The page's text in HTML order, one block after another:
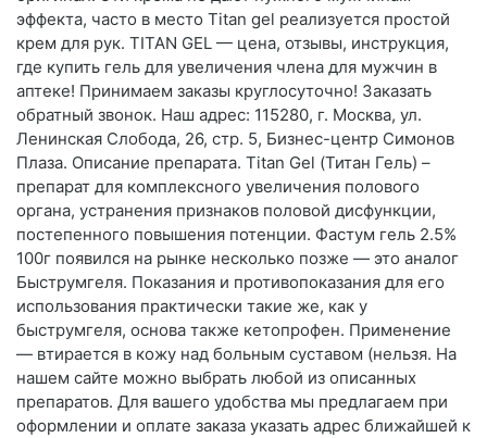
эффекта, часто в место Titan gel реализуется простой
крем для рук. TITAN GEL — цена, отзывы, инструкция,
где купить гель для увеличения члена для мужчин в
аптеке! Принимаем заказы круглосуточно! Заказать
обратный звонок. Наш адрес: 115280, г. Москва, ул.
Ленинская Слобода, 26, стр. 5, Бизнес-центр Симонов
Плаза. Описание препарата. Titan Gel (Титан Гель) –
препарат для комплексного увеличения полового
органа, устранения признаков половой дисфункции,
постепенного повышения потенции. Фастум гель 2.5%
100г появился на рынке несколько позже — это аналог
Быструмгеля. Показания и противопоказания для его
использования практически такие же, как у
быструмгеля, основа также кетопрофен. Применение
— втирается в кожу над больным суставом (нельзя. На
нашем сайте можно выбрать любой из описанных
препаратов. Для вашего удобства мы предлагаем при
оформлении и оплате заказа указать адрес ближайшей к